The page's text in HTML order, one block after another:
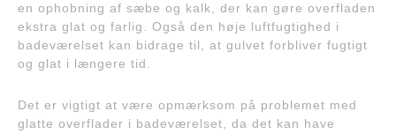
en ophobning af sæbe og kalk, der kan gøre overfladen
ekstra glat og farlig. Også den høje luftfugtighed i
badeværelset kan bidrage til, at gulvet forbliver fugtigt
og glat i længere tid.
Det er vigtigt at være opmærksom på problemet med
glatte overflader i badeværelset, da det kan have